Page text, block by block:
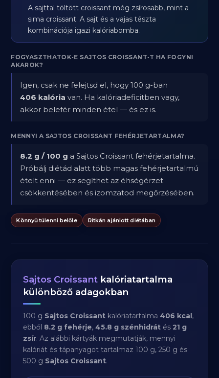
A sajttal töltött croissant még zsírosabb, mint a
sima croissant. A sajt és a vajas tészta
kombinációja igazi kalóriabomba.
FOGYASZTHATOK-E SAJTOS CROISSANT-T HA FOGYNI
AKAROK?
Igen, csak ne felejtsd el, hogy 100 g-ban
406 kalória van. Ha kalóriadeficitben vagy,
akkor belefér minden étel — és ez is.
MENNYI A SAJTOS CROISSANT FEHÉRJETARTALMA?
8.2 g / 100 g a Sajtos Croissant fehérjetartalma.
Próbálj diétád alatt több magas fehérjetartalmú
ételt enni — ez segíthet az éhségérzet
csökkentésében és izomzatod megőrzésében.
Könnyű túlenni belőle Ritkán ajánlott diétában
Sajtos Croissant kalóriatartalma
különböző adagokban
100 g Sajtos Croissant kalóriatartalma406 kcal,
ebből 8.2 g fehérje,45.8 g szénhidrát és21 g
zsír. Az alábbi kártyák megmutatják, mennyi
kalóriát és tápanyagot tartalmaz 100 g, 250 g és
500 g Sajtos Croissant.